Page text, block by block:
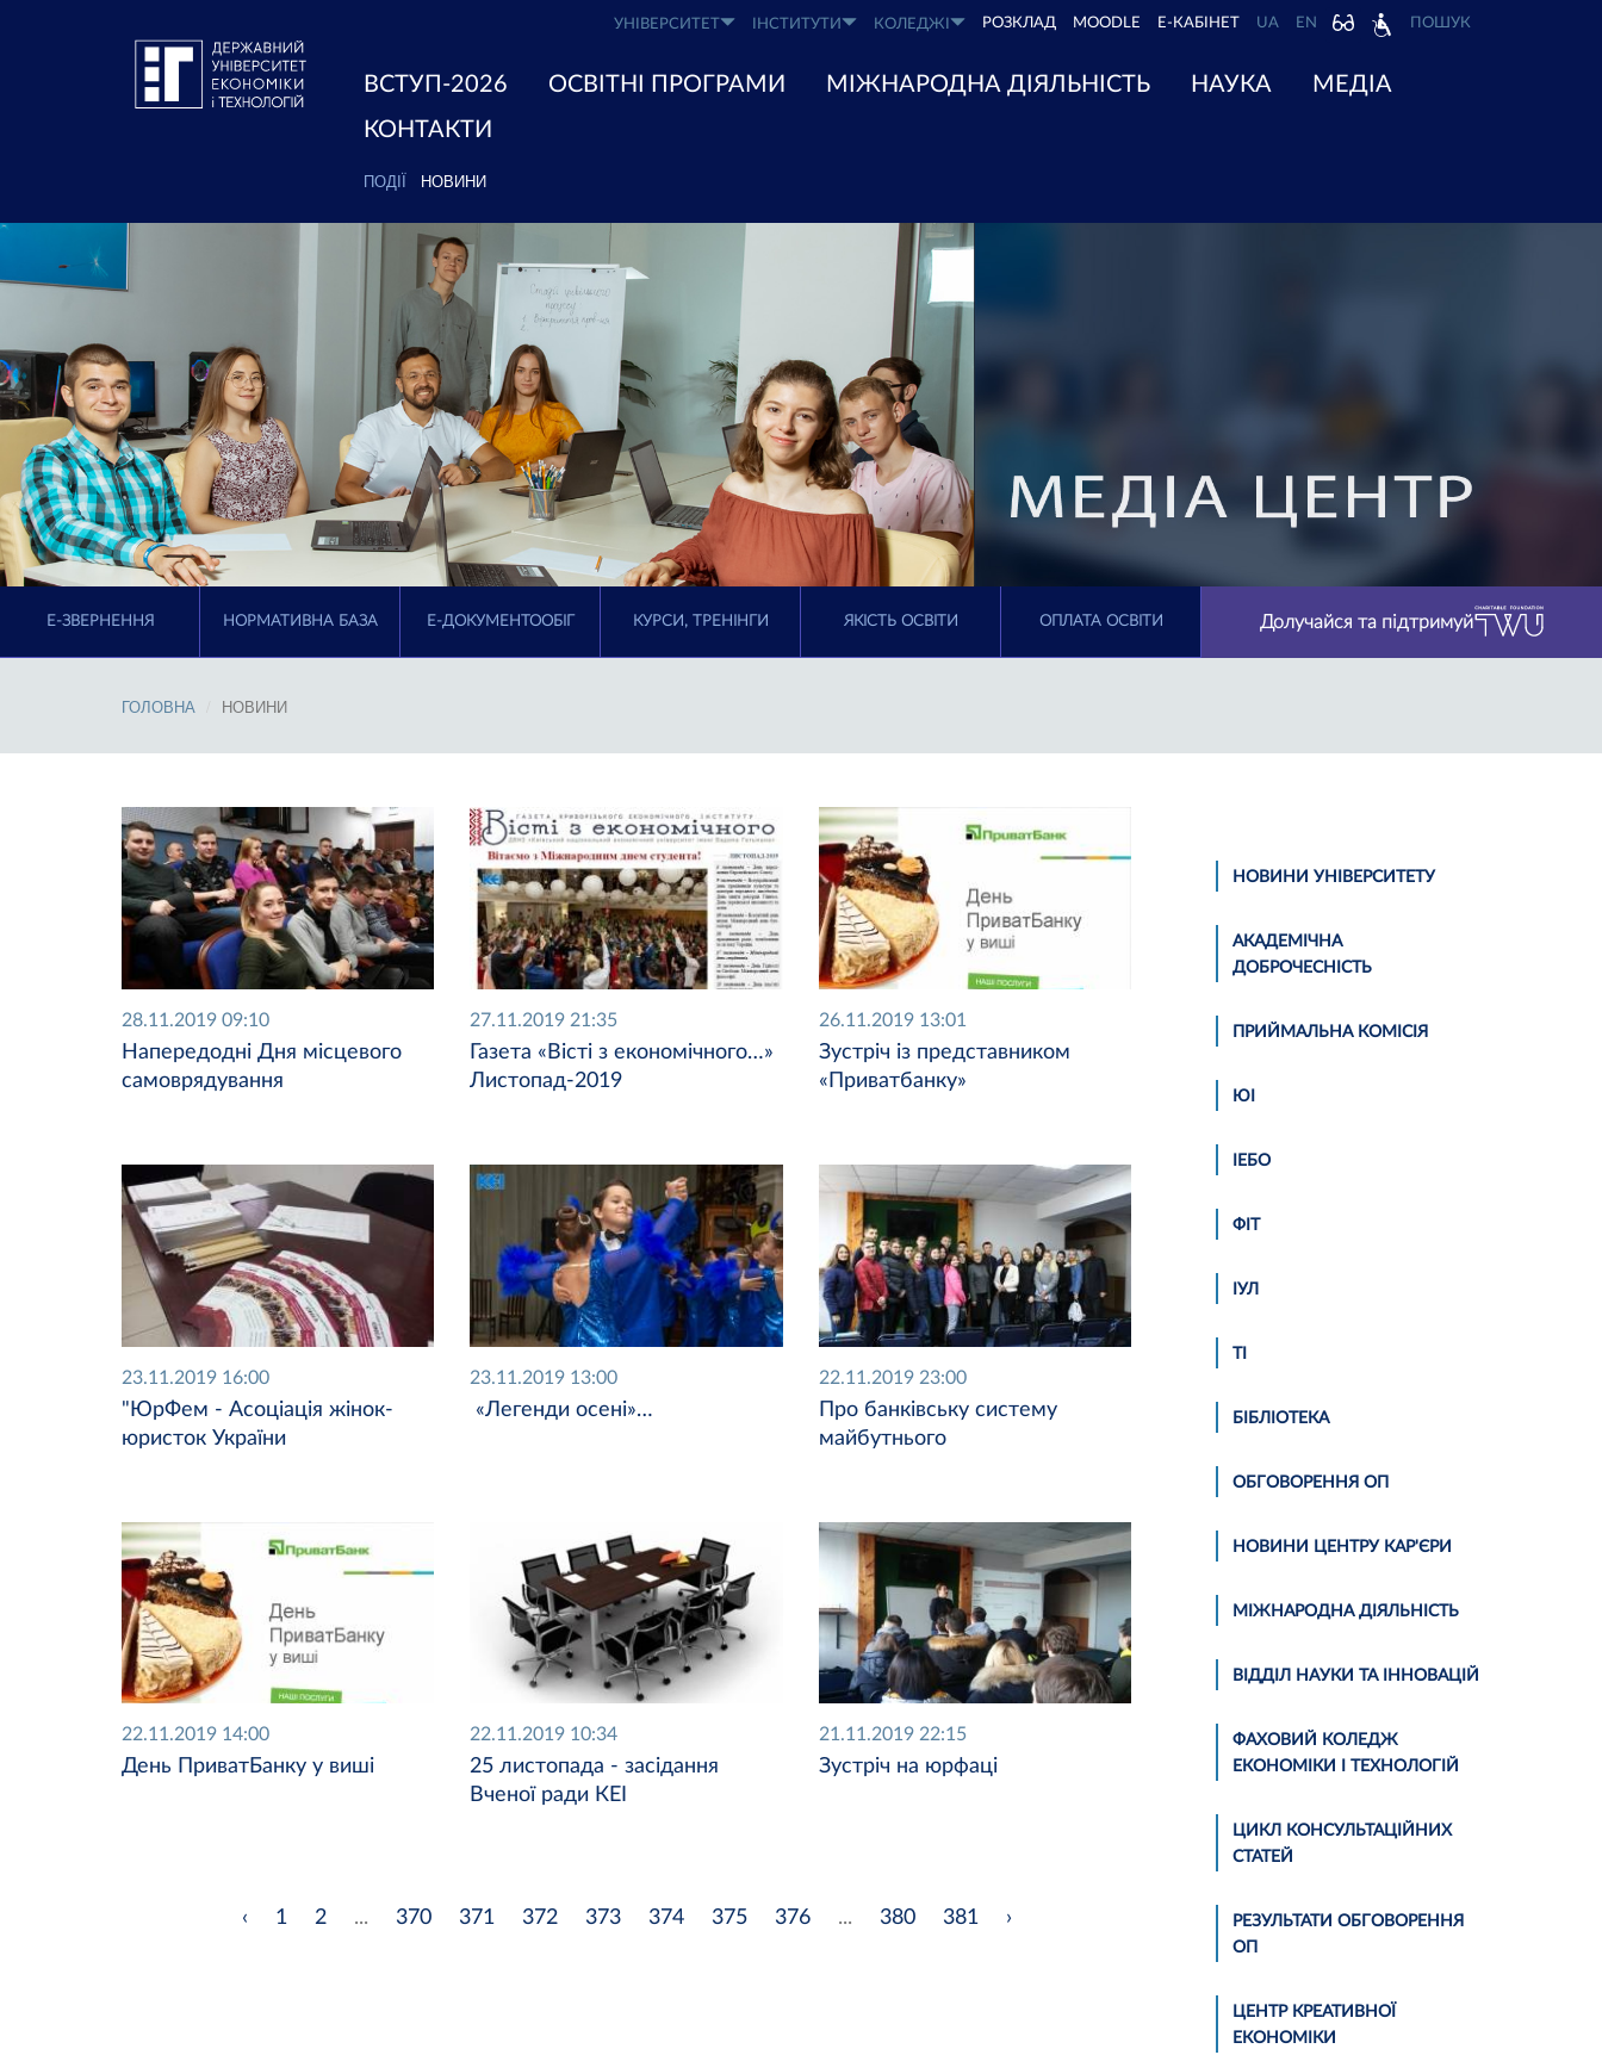
УНІВЕРСИТЕТ ІНСТИТУТИ КОЛЕДЖІ РОЗКЛАД MOODLE Е-КАБІНЕТ UA EN ПОШУК
ВСТУП-2026 ОСВІТНІ ПРОГРАМИ МІЖНАРОДНА ДІЯЛЬНІСТЬ НАУКА
МЕДІА
КОНТАКТИ
ПОДІЇ НОВИНИ
E-ЗВЕРНЕННЯ НОРМАТИВНА БАЗА Е-ДОКУМЕНТООБІГ КУРСИ, ТРЕНІНГИ ЯКІСТЬ ОСВІТИ ОПЛАТА ОСВІТИ Долучайся та підтримуй
ГОЛОВНА НОВИНИ
28.11.2019 09:10
Напередодні Дня місцевого
самоврядування
27.11.2019 21:35
Газета «Вісті з економічного…»
Листопад-2019
26.11.2019 13:01
Зустріч із представником
«Приватбанку»
23.11.2019 16:00
"ЮрФем - Асоціація жінок-
юристок України
23.11.2019 13:00
«Легенди осені»…
22.11.2019 23:00
Про банківську систему
майбутнього
22.11.2019 14:00
День ПриватБанку у виші
22.11.2019 10:34
25 листопада - засідання
Вченої ради КЕІ
21.11.2019 22:15
Зустріч на юрфаці
‹ 1 2 ... 370 371 372 373 374 375 376 ... 380 381 ›
НОВИНИ УНІВЕРСИТЕТУ
АКАДЕМІЧНА
ДОБРОЧЕСНІСТЬ
ПРИЙМАЛЬНА КОМІСІЯ
ЮІ
ІЕБО
ФІТ
ІУЛ
ТІ
БІБЛІОТЕКА
ОБГОВОРЕННЯ ОП
НОВИНИ ЦЕНТРУ КАР'ЄРИ
МІЖНАРОДНА ДІЯЛЬНІСТЬ
ВІДДІЛ НАУКИ ТА ІННОВАЦІЙ
ФАХОВИЙ КОЛЕДЖ
ЕКОНОМІКИ І ТЕХНОЛОГІЙ
ЦИКЛ КОНСУЛЬТАЦІЙНИХ
СТАТЕЙ
РЕЗУЛЬТАТИ ОБГОВОРЕННЯ
ОП
ЦЕНТР КРЕАТИВНОЇ
ЕКОНОМІКИ